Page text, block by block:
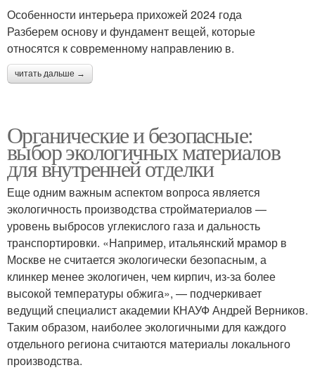
Особенности интерьера прихожей 2024 года
Разберем основу и фундамент вещей, которые
относятся к современному направлению в.
читать дальше →
Органические и безопасные:
выбор экологичных материалов
для внутренней отделки
Еще одним важным аспектом вопроса является
экологичность производства стройматериалов —
уровень выбросов углекислого газа и дальность
транспортировки. «Например, итальянский мрамор в
Москве не считается экологически безопасным, а
клинкер менее экологичен, чем кирпич, из-за более
высокой температуры обжига», — подчеркивает
ведущий специалист академии КНАУФ Андрей Верников.
Таким образом, наиболее экологичными для каждого
отдельного региона считаются материалы локального
производства.